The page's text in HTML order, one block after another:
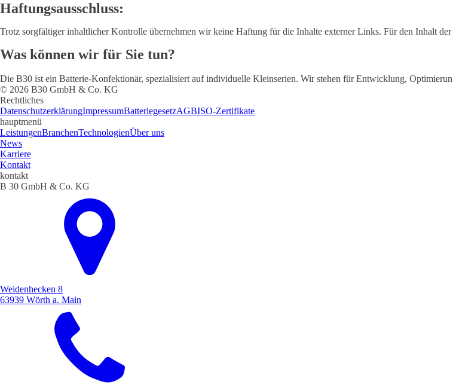
Haftungsausschluss:
Trotz sorgfältiger inhaltlicher Kontrolle übernehmen wir keine Haftung für die Inhalte externer Links. Für den Inhalt
Was können wir für Sie tun?
Die B30 ist ein Batterie-Konfektionär, spezialisiert auf individuelle Kleinserien. Wir stehen für Entwicklung,
© 2026 B30 GmbH & Co. KG
Rechtliches
DatenschutzerklärungImpressumBatteriegesetzAGBISO-Zertifikate
hauptmenü
LeistungenBranchenTechnologienÜber uns
News
Karriere
Kontakt
kontakt
B 30 GmbH & Co. KG
Weidenhecken 8
63939 Wörth a. Main